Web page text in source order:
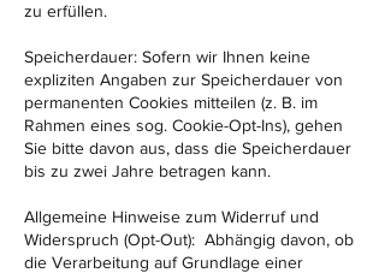
zu erfüllen.
Speicherdauer: Sofern wir Ihnen keine
expliziten Angaben zur Speicherdauer von
permanenten Cookies mitteilen (z. B. im
Rahmen eines sog. Cookie-Opt-Ins), gehen
Sie bitte davon aus, dass die Speicherdauer
bis zu zwei Jahre betragen kann.
Allgemeine Hinweise zum Widerruf und
Widerspruch (Opt-Out): Abhängig davon, ob
die Verarbeitung auf Grundlage einer